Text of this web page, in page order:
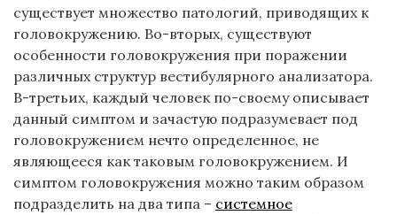
существует множество патологий, приводящих к
головокружению. Во-вторых, существуют
особенности головокружения при поражении
различных структур вестибулярного анализатора.
В-третьих, каждый человек по-своему описывает
данный симптом и зачастую подразумевает под
головокружением нечто определенное, не
являющееся как таковым головокружением. И
симптом головокружения можно таким образом
подразделить на два типа – системное